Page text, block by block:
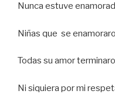
Nunca estuve
Niñas que se
Todas su amor
Ni siquiera por mi